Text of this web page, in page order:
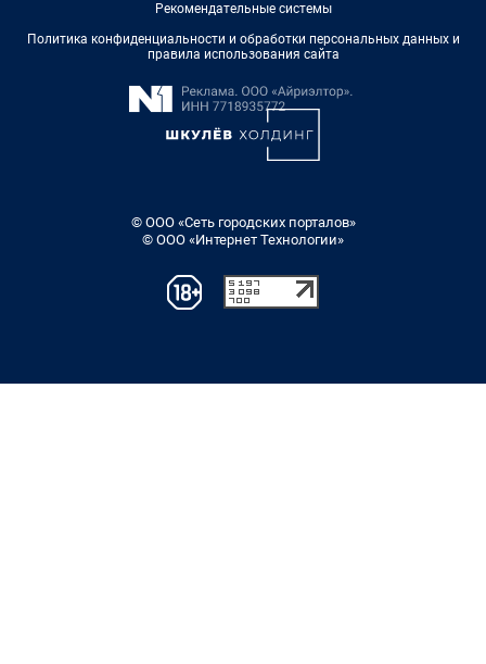
Рекомендательные системы
Политика конфиденциальности и обработки персональных данных и
правила использования сайта
© ООО «Сеть городских порталов»
© ООО «Интернет Технологии»